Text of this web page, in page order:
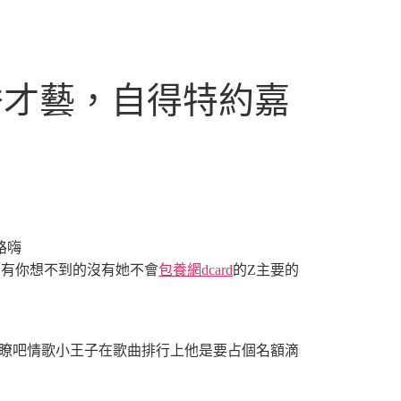
藝，自得特約嘉
嗨
你想不到的沒有她不會包養網dcard的Z主要的
吧情歌小王子在歌曲排行上他是要占個名額滴